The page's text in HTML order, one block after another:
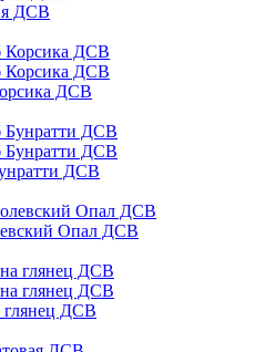
ДСВ
ДСВ
ДСВ
Опал ДСВ
ДСВ